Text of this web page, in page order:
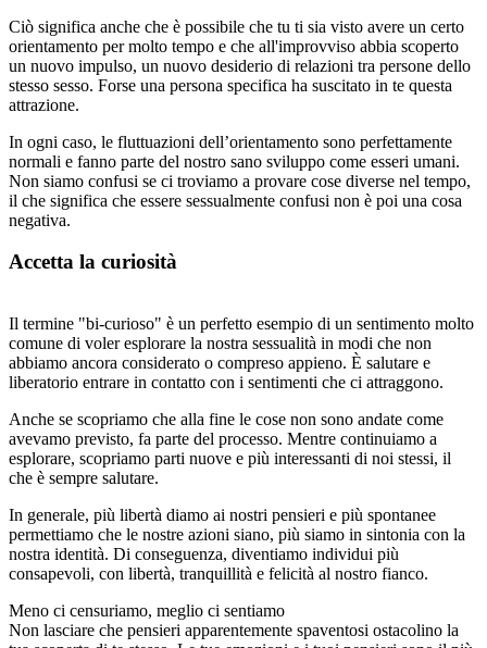
Ciò significa anche che è possibile che tu ti sia visto avere un certo
orientamento per molto tempo e che all'improvviso abbia scoperto
un nuovo impulso, un nuovo desiderio di relazioni tra persone dello
stesso sesso. Forse una persona specifica ha suscitato in te questa
attrazione.
In ogni caso, le fluttuazioni dell’orientamento sono perfettamente
normali e fanno parte del nostro sano sviluppo come esseri umani.
Non siamo confusi se ci troviamo a provare cose diverse nel tempo,
il che significa che essere sessualmente confusi non è poi una cosa
negativa.
Accetta la curiosità
Il termine "bi-curioso" è un perfetto esempio di un sentimento molto
comune di voler esplorare la nostra sessualità in modi che non
abbiamo ancora considerato o compreso appieno. È salutare e
liberatorio entrare in contatto con i sentimenti che ci attraggono.
Anche se scopriamo che alla fine le cose non sono andate come
avevamo previsto, fa parte del processo. Mentre continuiamo a
esplorare, scopriamo parti nuove e più interessanti di noi stessi, il
che è sempre salutare.
In generale, più libertà diamo ai nostri pensieri e più spontanee
permettiamo che le nostre azioni siano, più siamo in sintonia con la
nostra identità. Di conseguenza, diventiamo individui più
consapevoli, con libertà, tranquillità e felicità al nostro fianco.
Meno ci censuriamo, meglio ci sentiamo
Non lasciare che pensieri apparentemente spaventosi ostacolino la